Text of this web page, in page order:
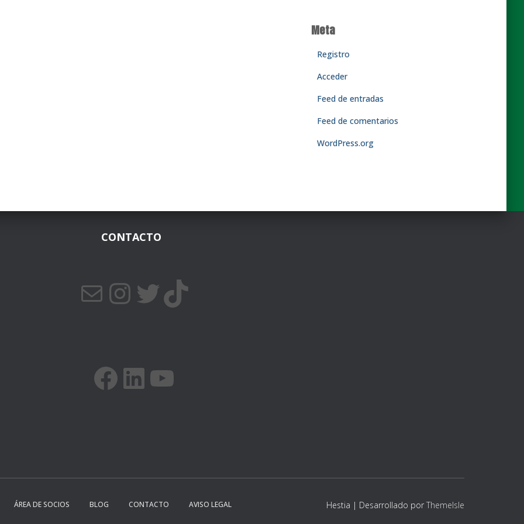
Meta
Registro
Acceder
Feed de entradas
Feed de comentarios
WordPress.org
CONTACTO
CORREO ELECTRÓNICO INSTAGRAM TWITTER
FACEBOOK LINKEDIN
ÁREA DE SOCIOS BLOG CONTACTO AVISO LEGAL Hestia | Desarrollado por ThemeIsle